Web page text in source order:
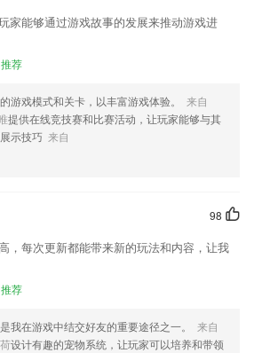
更多内容了
到我的客服中进行反馈
便捷。
续提供疫情相关信息及工具
家能够通过游戏故事的发展来推动游戏进
推荐
游戏模式和关卡，以丰富游戏体验。
来自
提供在线竞技赛和比赛活动，让玩家能够与其
示技巧 来自
98
，每次更新都能带来新的玩法和内容，让我
推荐
我在游戏中结交好友的重要途径之一。
来自
设计有趣的宠物系统，让玩家可以培养和带领